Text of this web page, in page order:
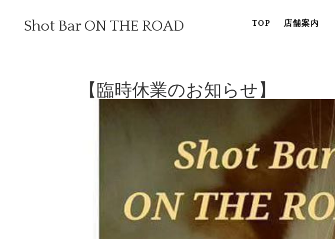
Shot Bar ON THE ROAD TOP 店舗案内
【臨時休業のお知らせ】